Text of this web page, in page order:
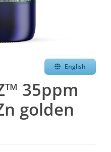
English
35ppm
golden